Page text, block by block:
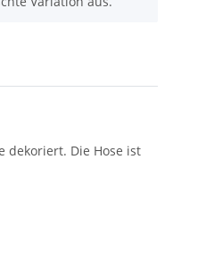
dekoriert. Die Hose ist